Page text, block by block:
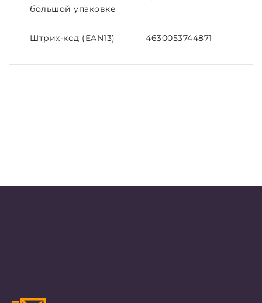
большой упаковке
Штрих-код (EAN13) 4630053744871